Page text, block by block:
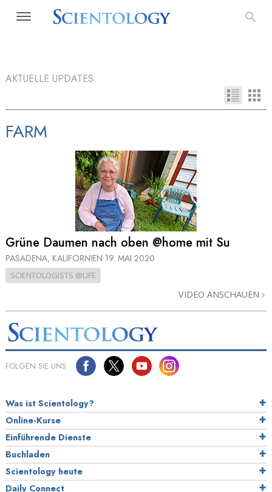
AKTUELLE UPDATES
FARM
Grüne Daumen nach oben @home mit Su
PASADENA, KALIFORNIEN 19. MAI 2020
SCIENTOLOGISTS @LIFE
VIDEO ANSCHAUEN
FOLGEN SIE UNS
Was ist Scientology?
Online-Kurse
Einführende Dienste
Buchladen
Scientology heute
Daily Connect